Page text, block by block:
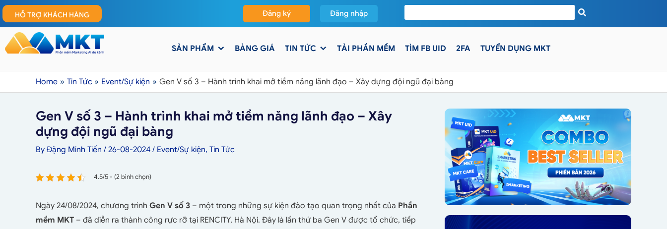
HỖ TRỢ KHÁCH HÀNG Đăng ký Đăng nhập
SẢN PHẨM BẢNG GIÁ TIN TỨC TẢI PHẦN MỀM TÌM FB UID 2FA TUYỂN DỤNG MKT
Home Tin Tức Event/Sự kiện Gen V số 3 – Hành trình khai mở tiềm năng lãnh đạo – Xây dựng đội ngũ đại bàng
Gen V số 3 – Hành trình khai mở tiềm năng lãnh đạo – Xây
dựng đội ngũ đại bàng
By Đặng Minh Tiến / 26-08-2024 / Event/Sự kiện, Tin Tức
4.5/5 - (2 bình chọn)
Ngày 24/08/2024, chương trình Gen V số 3 – một trong những sự kiện đào tạo quan trọng nhất của Phần
mềm MKT – đã diễn ra thành công rực rỡ tại RENCITY, Hà Nội. Đây là lần thứ ba Gen V được tổ chức, tiếp